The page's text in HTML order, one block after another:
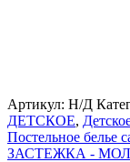
Артикул: Н/Д
ДЕТСКОЕ,
Постельное белье
ЗАСТЕЖКА -